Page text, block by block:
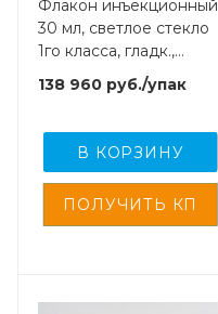
Флакон инъекционный
30 мл, светлое стекло
1го класса, гладк.,
горло G20, 4000 шт/
кор.
138 960 руб./упак
В КОРЗИНУ